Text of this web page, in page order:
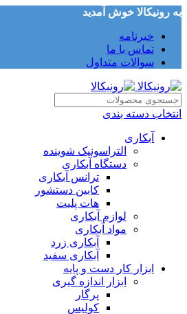
به رونیکالا خوش آمدید
خبرنامه
تماس با ما
سوالات متداول
انتخاب دسته بندی
آبکاری
التراسونیک شوینده
دستگاه آبکاری
ترانس آبکاری
کابین دستشور
هات پلیت
لوازم آبکاری
مواد آبکاری
آبکاری زرد
آبکاری سفید
ابزار کار دست و پایه
ابزار اندازه گیری
پرگار
کولیس